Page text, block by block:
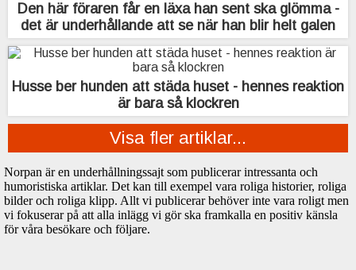
Den här föraren får en läxa han sent ska glömma -
det är underhållande att se när han blir helt galen
Husse ber hunden att städa huset - hennes reaktion
är bara så klockren
Visa fler artiklar...
Norpan är en underhållningssajt som publicerar intressanta och
humoristiska artiklar. Det kan till exempel vara roliga historier, roliga
bilder och roliga klipp. Allt vi publicerar behöver inte vara roligt men
vi fokuserar på att alla inlägg vi gör ska framkalla en positiv känsla
för våra besökare och följare.